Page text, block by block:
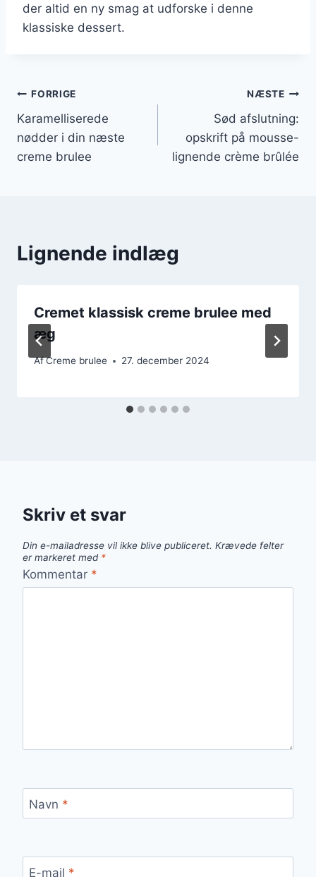
der altid en ny smag at udforske i denne
klassiske dessert.
Indlægsnavigation
FORRIGE
Karamelliserede
nødder i din næste
creme brulee
NÆSTE
Sød afslutning:
opskrift på mousse-
lignende crème brûlée
Lignende indlæg
Cremet klassisk creme brulee med
æg
AfCreme brulee 27. december 2024
Skriv et svar
Din e-mailadresse vil ikke blive publiceret. Krævede felter
er markeret med *
Kommentar *
Navn *
E-mail *